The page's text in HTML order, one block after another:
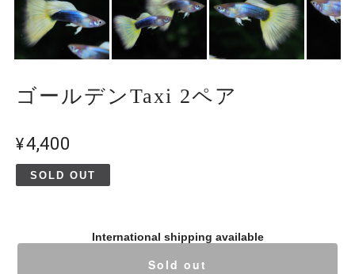
ゴールデンTaxi 2ペア
¥4,400
SOLD OUT
International shipping available
Sold out